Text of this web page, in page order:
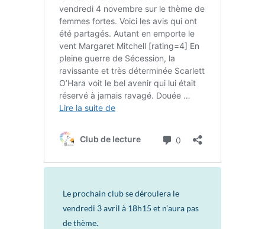
Le prochain club se déroulera le
vendredi 3 avril à 18h15 et n’aura pas
de thème.